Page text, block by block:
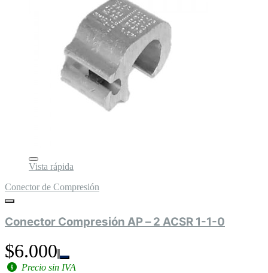
Vista rápida
Conector de Compresión
Conector Compresión AP – 2 ACSR 1-1-0
$6.000
Precio sin IVA